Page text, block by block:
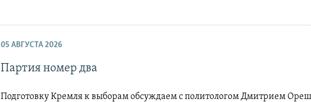
05 АВГУСТА 2026
Партия номер два
Подготовку Кремля к выборам обсуждаем с политологом Дмитрием